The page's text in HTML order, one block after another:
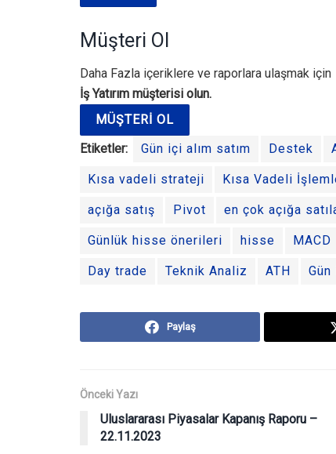
Müşteri Ol
Daha Fazla içeriklere ve raporlara ulaşmak için
İş Yatırım müşterisi olun.
MÜŞTERI OL
Etiketler:
Gün içi alım satım Destek
Kısa vadeli strateji Kısa Vadeli
açığa satış Pivot en çok açığa
Günlük hisse önerileri hisse MACD
Day trade Teknik Analiz ATH
Paylaş
Önceki Yazı
Uluslararası Piyasalar Kapanış Raporu –
22.11.2023